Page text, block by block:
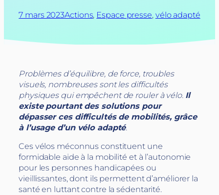
7 mars 2023Actions, Espace presse, vélo adapté
Problèmes d’équilibre, de force, troubles
visuels, nombreuses sont les difficultés
physiques qui empêchent de rouler à vélo. Il
existe pourtant des solutions pour
dépasser ces difficultés de mobilités, grâce
à l’usage d’un vélo adapté.
Ces vélos méconnus constituent une
formidable aide à la mobilité et à l’autonomie
pour les personnes handicapées ou
vieillissantes, dont ils permettent d’améliorer la
santé en luttant contre la sédentarité.